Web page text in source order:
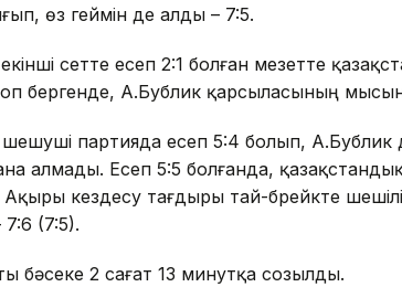
өз геймін де алды – 7:5.
екінші сетте есеп 2:1 болған мезетте
бергенде, А.Бублик қарсыласының мысын
партияда есеп 5:4 болып, А.Бублик
алмады. Есеп 5:5 болғанда,
Ақыры кездесу тағдыры тай-брейкте
(7:5).
бәсеке 2 сағат 13 минутқа созылды.